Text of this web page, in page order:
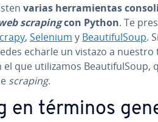
varias he­rra­mie­n­tas
scrapingcon Python. Te
, Selenium y Beau­ti­fu­l­Soup.
echarle un vistazo a
que uti­li­za­mos Beau­ti­fu­l­Soup,
scraping.
en términos